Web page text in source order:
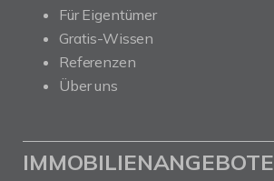
Für Eigentümer
Gratis-Wissen
Referenzen
Über uns
IMMOBILIENANGEBOTE